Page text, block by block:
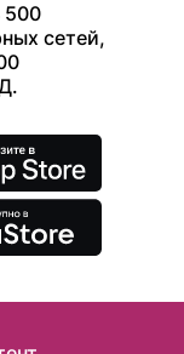
500
сетей,